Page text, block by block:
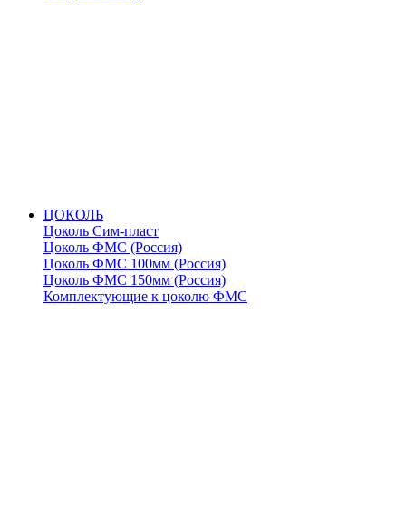
ЦОКОЛЬ
Цоколь Сим-пласт
Цоколь ФМС (Россия)
Цоколь ФМС 100мм (Россия)
Цоколь ФМС 150мм (Россия)
Комплектующие к цоколю ФМС